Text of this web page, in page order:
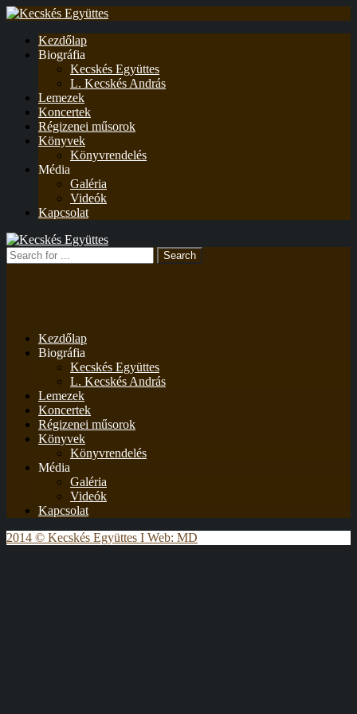
Kezdőlap
Biográfia
Kecskés Együttes
L. Kecskés András
Lemezek
Koncertek
Régizenei műsorok
Könyvek
Könyvrendelés
Média
Galéria
Videók
Kapcsolat
Kezdőlap
Biográfia
Kecskés Együttes
L. Kecskés András
Lemezek
Koncertek
Régizenei műsorok
Könyvek
Könyvrendelés
Média
Galéria
Videók
Kapcsolat
2014 © Kecskés Együttes I Web: MD